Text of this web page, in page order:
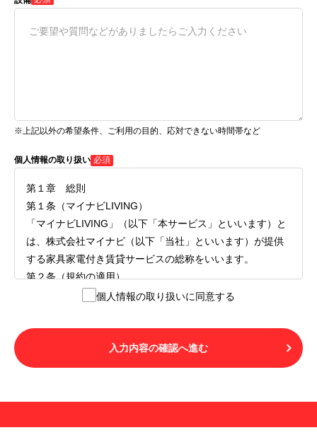
※上記以外の希望条件、ご利用の目的、応対できない時間帯など
個人情報の取り扱い 必須
第１章 総則
第１条（マイナビLIVING）
「マイナビLIVING」（以下「本サービス」といいます）と
は、株式会社マイナビ（以下「当社」といいます）が提供
する家具家電付き賃貸サービスの総称をいいます。
第２条（規約の適用）
１.本サービスを利用する者（以下「利用者」といいます）
LIVINGご契約にあたり取得する個人情報の取り扱いについ
て」の内容をすべて承諾したものとみなされます。不承諾
の意思表示は、本サービスを利用しないことをもってのみ
用することはできません。
個人情報の取り扱いに同意する
入力内容の確認へ進む